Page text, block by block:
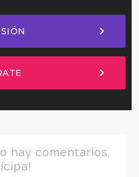
chevron_right
chevron_right
hay comentarios.